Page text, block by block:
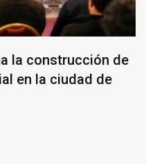
la construcción de
en la ciudad de